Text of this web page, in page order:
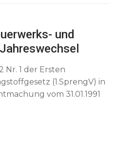
und
Nr. 1 der Ersten
(1.SprengV) in
vom 31.01.1991